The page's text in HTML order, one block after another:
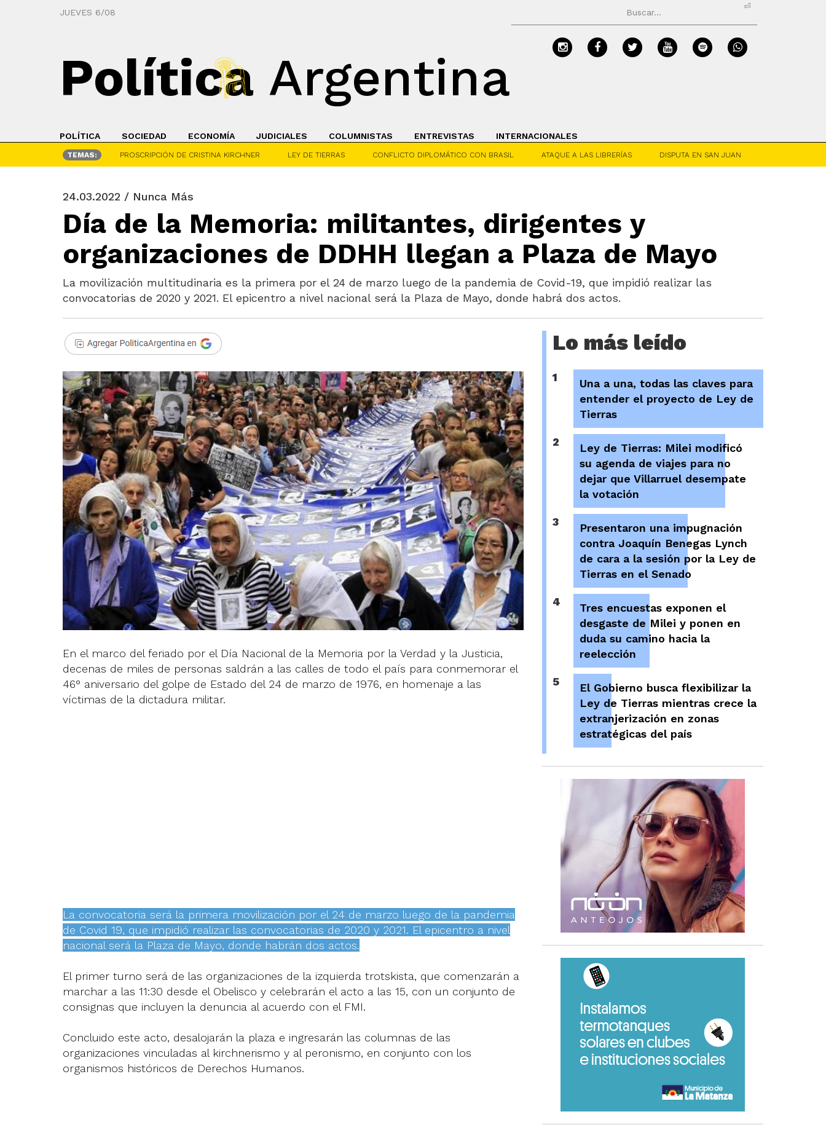
JUEVES 6/08
⏎
Política Argentina
POLÍTICA SOCIEDAD ECONOMÍA JUDICIALES COLUMNISTAS ENTREVISTAS INTERNACIONALES
TEMAS: PROSCRIPCIÓN DE CRISTINA KIRCHNER LEY DE TIERRAS CONFLICTO DIPLOMÁTICO CON BRASIL ATAQUE A LAS LIBRERÍAS DISPUTA EN SAN JUAN
24.03.2022 / Nunca Más
Día de la Memoria: militantes, dirigentes y
organizaciones de DDHH llegan a Plaza de Mayo
La movilización multitudinaria es la primera por el 24 de marzo luego de la pandemia de Covid-19, que impidió realizar las
convocatorias de 2020 y 2021. El epicentro a nivel nacional será la Plaza de Mayo, donde habrá dos actos.
En el marco del feriado por el Día Nacional de la Memoria por la Verdad y la Justicia,
decenas de miles de personas saldrán a las calles de todo el país para conmemorar el
46° aniversario del golpe de Estado del 24 de marzo de 1976, en homenaje a las
víctimas de la dictadura militar.
La convocatoria será la primera movilización por el 24 de marzo luego de la pandemia
de Covid 19, que impidió realizar las convocatorias de 2020 y 2021. El epicentro a nivel
nacional será la Plaza de Mayo, donde habrán dos actos.
El primer turno será de las organizaciones de la izquierda trotskista, que comenzarán a
marchar a las 11:30 desde el Obelisco y celebrarán el acto a las 15, con un conjunto de
consignas que incluyen la denuncia al acuerdo con el FMI.
Concluido este acto, desalojarán la plaza e ingresarán las columnas de las
organizaciones vinculadas al kirchnerismo y al peronismo, en conjunto con los
organismos históricos de Derechos Humanos.
Lo más leído
1
Una a una, todas las claves para
entender el proyecto de Ley de
Tierras
2
Ley de Tierras: Milei modificó
su agenda de viajes para no
dejar que Villarruel desempate
la votación
3
Presentaron una impugnación
contra Joaquín Benegas Lynch
de cara a la sesión por la Ley de
Tierras en el Senado
4
Tres encuestas exponen el
desgaste de Milei y ponen en
duda su camino hacia la
reelección
5
El Gobierno busca flexibilizar la
Ley de Tierras mientras crece la
extranjerización en zonas
estratégicas del país